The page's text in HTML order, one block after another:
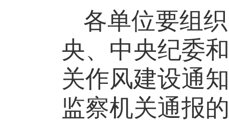
各单位要组
央、中央纪委
关作风建设通
监察机关通报